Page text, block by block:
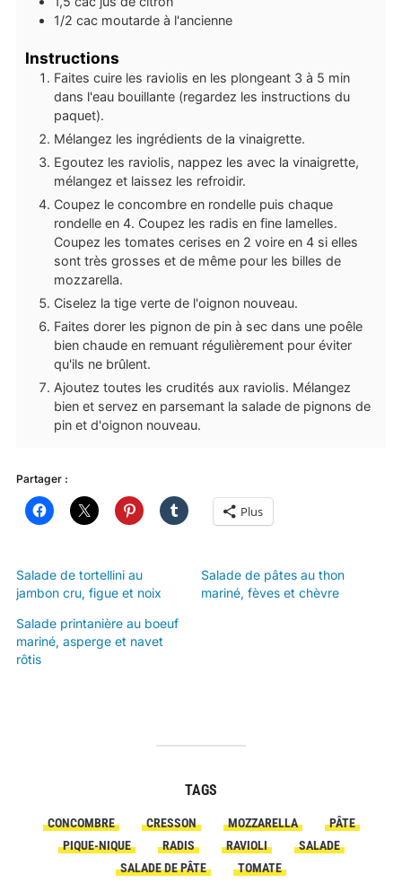
1/2 cac moutarde à l'ancienne
Instructions
Faites cuire les raviolis en les plongeant 3 à 5 min
dans l'eau bouillante (regardez les instructions du
paquet).
Mélangez les ingrédients de la vinaigrette.
Egoutez les raviolis, nappez les avec la vinaigrette,
mélangez et laissez les refroidir.
Coupez le concombre en rondelle puis chaque
rondelle en 4. Coupez les radis en fine lamelles.
Coupez les tomates cerises en 2 voire en 4 si elles
sont très grosses et de même pour les billes de
mozzarella.
Ciselez la tige verte de l'oignon nouveau.
Faites dorer les pignon de pin à sec dans une poêle
bien chaude en remuant régulièrement pour éviter
qu'ils ne brûlent.
Ajoutez toutes les crudités aux raviolis. Mélangez
bien et servez en parsemant la salade de pignons de
pin et d'oignon nouveau.
Partager :
Plus
Salade de tortellini au
jambon cru, figue et noix
Salade de pâtes au thon
mariné, fèves et chèvre
Salade printanière au boeuf
mariné, asperge et navet
rôtis
TAGS
CONCOMBRE CRESSON MOZZARELLA
PÂTE
PIQUE-NIQUE
RADIS RAVIOLI
SALADE
SALADE DE PÂTE
TOMATE